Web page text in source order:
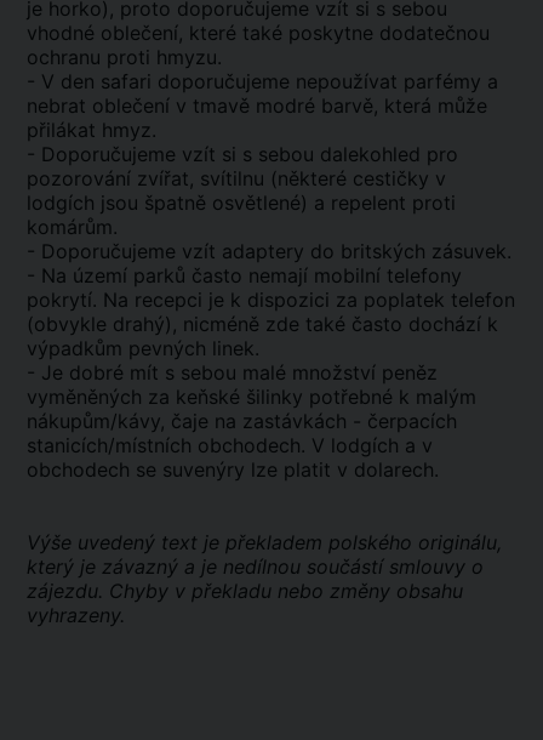
je horko), proto doporučujeme vzít si s sebou
vhodné oblečení, které také poskytne dodatečnou
ochranu proti hmyzu.
- V den safari doporučujeme nepoužívat parfémy a
nebrat oblečení v tmavě modré barvě, která může
přilákat hmyz.
- Doporučujeme vzít si s sebou dalekohled pro
pozorování zvířat, svítilnu (některé cestičky v
lodgích jsou špatně osvětlené) a repelent proti
komárům.
- Doporučujeme vzít adaptery do britských zásuvek.
- Na území parků často nemají mobilní telefony
pokrytí. Na recepci je k dispozici za poplatek telefon
(obvykle drahý), nicméně zde také často dochází k
výpadkům pevných linek.
- Je dobré mít s sebou malé množství peněz
vyměněných za keňské šilinky potřebné k malým
nákupům/kávy, čaje na zastávkách - čerpacích
stanicích/místních obchodech. V lodgích a v
obchodech se suvenýry lze platit v dolarech.
Výše uvedený text je překladem polského originálu,
který je závazný a je nedílnou součástí smlouvy o
zájezdu. Chyby v překladu nebo změny obsahu
vyhrazeny.